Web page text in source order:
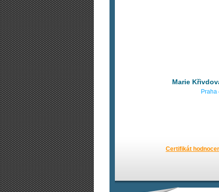
Marie
Praha
Certifikát